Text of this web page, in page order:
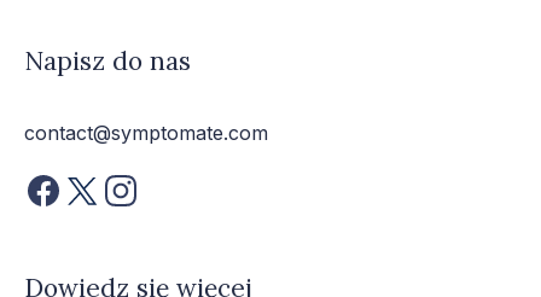
Napisz do nas
contact@symptomate.com
Dowiedz się więcej